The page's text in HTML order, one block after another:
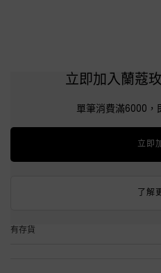
立即加入蘭蔻
單筆消費滿6000，
立即
了解
有存貨